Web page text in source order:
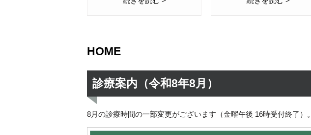
HOME
診療案内（令和8年8月）
8月の診療時間の一部変更がございます（金曜午後 16時受付終了）。